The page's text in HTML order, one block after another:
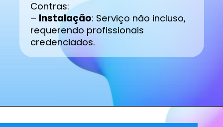
Contras:
– Instalação: Serviço não incluso,
requerendo profissionais
credenciados.